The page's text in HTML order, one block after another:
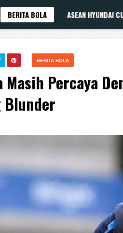
BERITA BOLA ASEAN HYUNDAI
BERITA BOLA
Masih Percaya
Blunder